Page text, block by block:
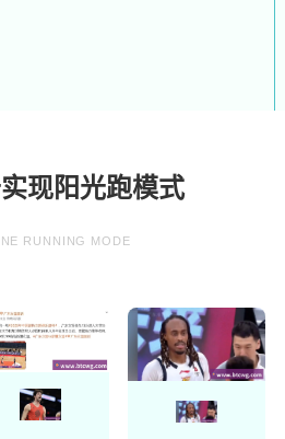
现阳光跑模式
RUNNING MODE